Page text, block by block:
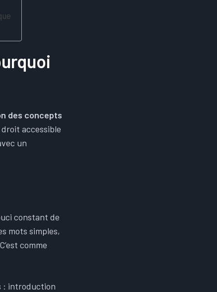
des concepts
accessible
un
constant de
mots simples,
comme
: introduction